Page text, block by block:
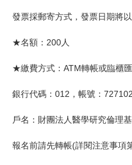
發票採郵寄方式，發票日期將
★名額：200人
★繳費方式：ATM轉帳或臨櫃
銀行代碼：012，帳號：
戶名：財團法人醫學研究倫理
報名前請先轉帳(詳閱注意事項